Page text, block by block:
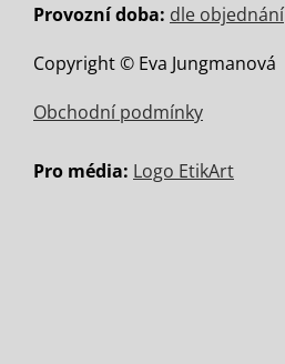
Provozní doba: dle objednání
Copyright © Eva Jungmanová
Obchodní podmínky
Pro média: Logo EtikArt